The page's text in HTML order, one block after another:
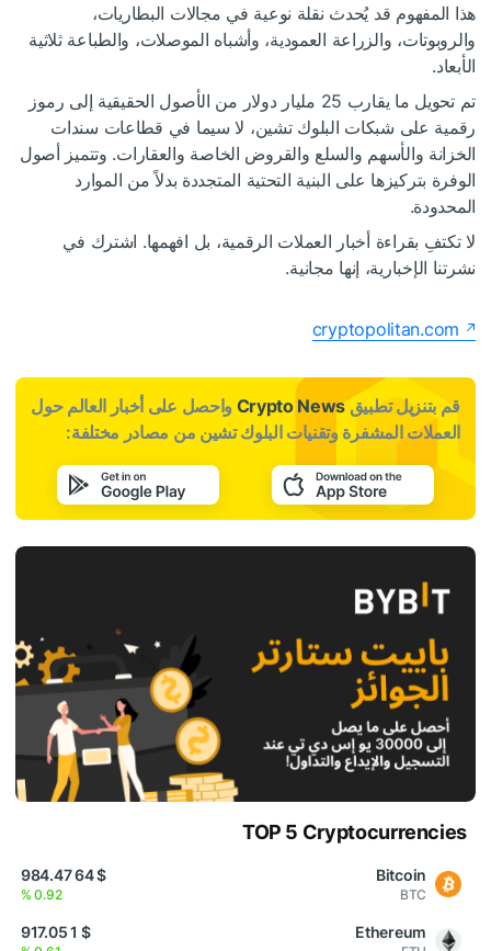
هذا المفهوم قد يُحدث نقلة نوعية في مجالات البطاريات،
والروبوتات، والزراعة العمودية، وأشباه الموصلات، والطباعة ثلاثية
الأبعاد.
تم تحويل ما يقارب 25 مليار دولار من الأصول الحقيقية إلى رموز
رقمية على شبكات البلوك تشين، لا سيما في قطاعات سندات
الخزانة والأسهم والسلع والقروض الخاصة والعقارات. وتتميز أصول
الوفرة بتركيزها على البنية التحتية المتجددة بدلاً من الموارد
المحدودة.
لا تكتفِ بقراءة أخبار العملات الرقمية، بل افهمها. اشترك في
نشرتنا الإخبارية، إنها مجانية.
cryptopolitan.com
قم بتنزيل تطبيقCrypto News واحصل على أخبار العالم حول
العملات المشفرة وتقنيات البلوك تشين من مصادر مختلفة:
TOP 5 Cryptocurrencies
Bitcoin
BTC
$ 64 984.47
0.92 %
Ethereum
$ 1 917.05